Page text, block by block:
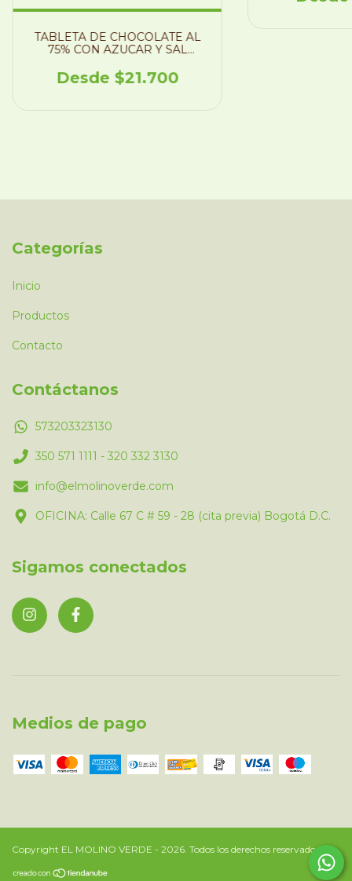
TABLETA DE CHOCOLATE AL
75% CON AZUCAR Y SAL
$21.700
Categorías
Inicio
Productos
Contacto
Contáctanos
573203323130
350 571 1111 - 320 332 3130
info@elmolinoverde.com
OFICINA: Calle 67 C # 59 - 28 (cita previa) Bogotá D.C.
Sigamos conectados
Medios de pago
Copyright EL MOLINO VERDE - 2026. Todos los derechos reservados.